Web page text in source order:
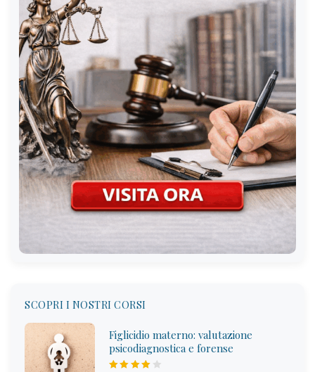
SCOPRI I NOSTRI CORSI
Figlicidio materno: valutazione
psicodiagnostica e forense